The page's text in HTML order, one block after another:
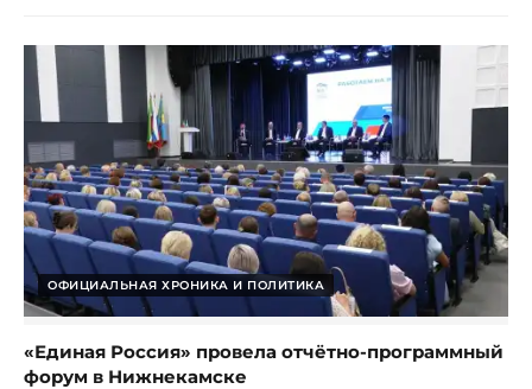
ОФИЦИАЛЬНАЯ ХРОНИКА И ПОЛИТИКА
«Единая Россия» провела отчётно-программный
форум в Нижнекамске